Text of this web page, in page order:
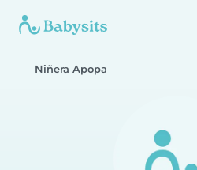
Niñera Apopa